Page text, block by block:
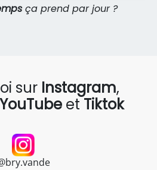
ça prend par jour ?
sur Instagram,
et Tiktok